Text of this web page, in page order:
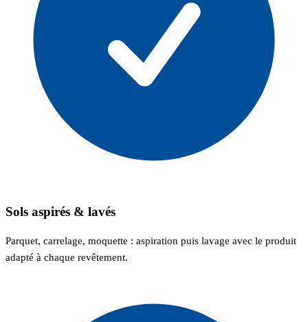
Sols aspirés & lavés
Parquet, carrelage, moquette : aspiration puis lavage avec le produit
adapté à chaque revêtement.